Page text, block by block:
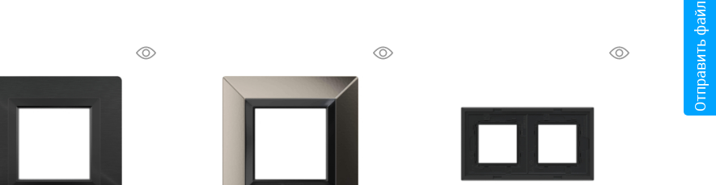
Отправить файл